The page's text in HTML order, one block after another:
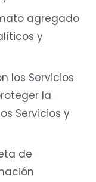
agregado
y
los Servicios
la
Servicios y
de